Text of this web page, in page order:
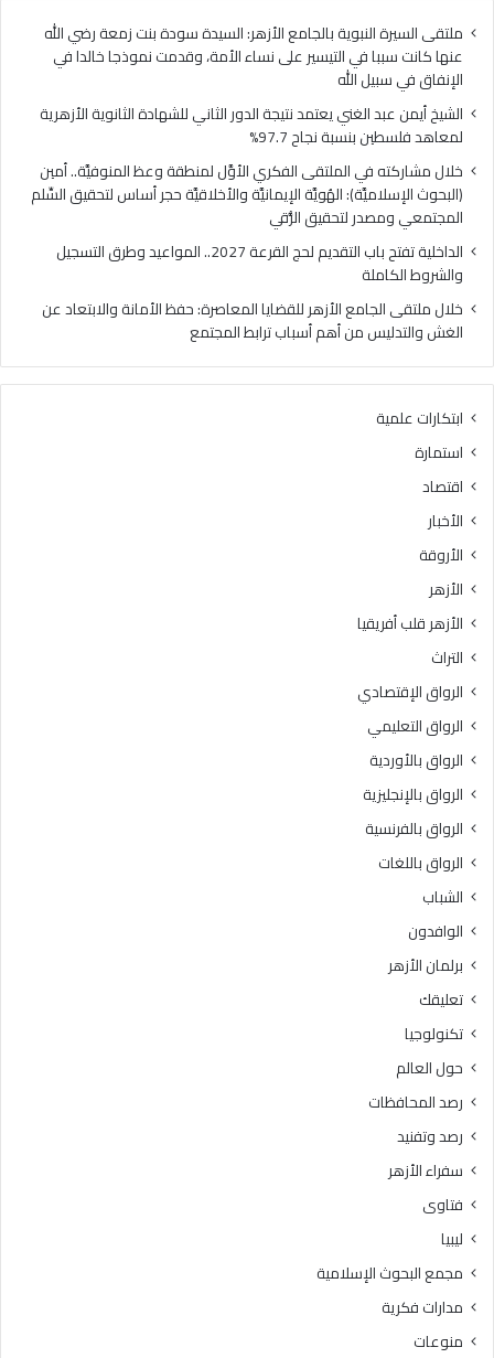
بنسبة
نجاح
97.7%
ملتقى السيرة النبوية بالجامع الأزهر: السيدة سودة بنت زمعة رضي الله
عنها كانت سببا في التيسير على نساء الأمة، وقدمت نموذجا خالدا في
الإنفاق في سبيل الله
الشيخ أيمن عبد الغني يعتمد نتيجة الدور الثاني للشهادة الثانوية الأزهرية
لمعاهد فلسطين بنسبة نجاح 97.7%
خلال مشاركته في الملتقى الفكري الأوَّل لمنطقة وعظ المنوفيَّة.. أمين
(البحوث الإسلاميَّة): الهُويَّة الإيمانيَّة والأخلاقيَّة حجر أساس لتحقيق السِّلم
المجتمعي ومصدر لتحقيق الرُّقي
الداخلية تفتح باب التقديم لحج القرعة 2027.. المواعيد وطرق التسجيل
والشروط الكاملة
خلال ملتقى الجامع الأزهر للقضايا المعاصرة: حفظ الأمانة والابتعاد عن
الغش والتدليس من أهم أسباب ترابط المجتمع
ابتكارات علمية
استمارة
اقتصاد
الأخبار
الأروقة
الأزهر
الأزهر قلب أفريقيا
التراث
الرواق الإقتصادي
الرواق التعليمي
الرواق بالأوردية
الرواق بالإنجليزية
الرواق بالفرنسية
الرواق باللغات
الشباب
الوافدون
برلمان الأزهر
تعليقك
تكنولوجيا
حول العالم
رصد المحافظات
رصد وتفنيد
سفراء الأزهر
فتاوى
ليبيا
مجمع البحوث الإسلامية
مدارات فكرية
منوعات